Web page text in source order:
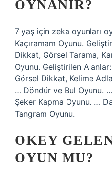
OYNANIR?
7 yaş için zeka oyunları
Kaçıramam Oyunu.
Dikkat, Görsel Tarama,
Oyunu. Geliştirilen Alanlar:
Görsel Dikkat, Kelime
… Döndür ve Bul Oyunu.
Şeker Kapma Oyunu. …
Tangram Oyunu.
OKEY
OYUN MU?